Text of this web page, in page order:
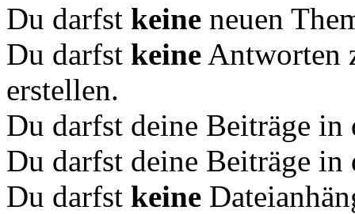
Du darfst keine neuen
Du darfst keine Antworten
erstellen.
Du darfst deine Beiträge
Du darfst deine Beiträge
Du darfst keine